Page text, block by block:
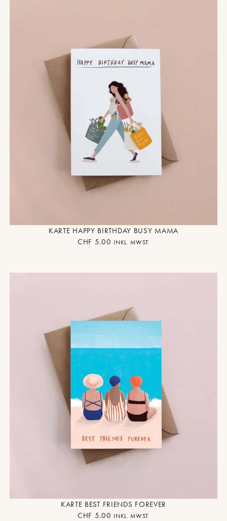
KARTE HAPPY BIRTHDAY BUSY MAMA
CHF 5.00 INKL. MWST.
KARTE BEST FRIENDS FOREVER
CHF 5.00 INKL. MWST.